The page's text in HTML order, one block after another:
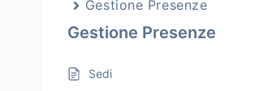
Gestione Presenze
Gestione Presenze
Sedi